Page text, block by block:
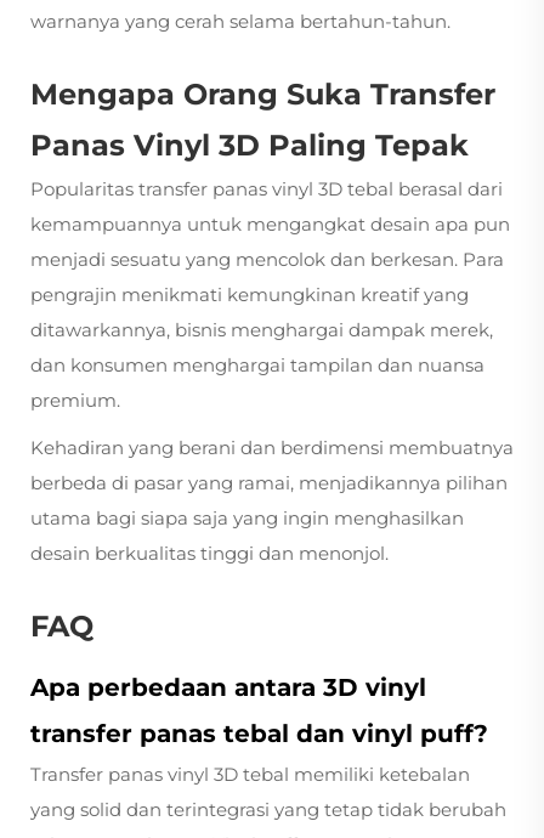
warnanya yang cerah selama bertahun-tahun.
Mengapa Orang Suka Transfer
Panas Vinyl 3D Paling Tepak
Popularitas transfer panas vinyl 3D tebal berasal dari
kemampuannya untuk mengangkat desain apa pun
menjadi sesuatu yang mencolok dan berkesan. Para
pengrajin menikmati kemungkinan kreatif yang
ditawarkannya, bisnis menghargai dampak merek,
dan konsumen menghargai tampilan dan nuansa
premium.
Kehadiran yang berani dan berdimensi membuatnya
berbeda di pasar yang ramai, menjadikannya pilihan
utama bagi siapa saja yang ingin menghasilkan
desain berkualitas tinggi dan menonjol.
FAQ
Apa perbedaan antara 3D vinyl
transfer panas tebal dan vinyl puff?
Transfer panas vinyl 3D tebal memiliki ketebalan
yang solid dan terintegrasi yang tetap tidak berubah